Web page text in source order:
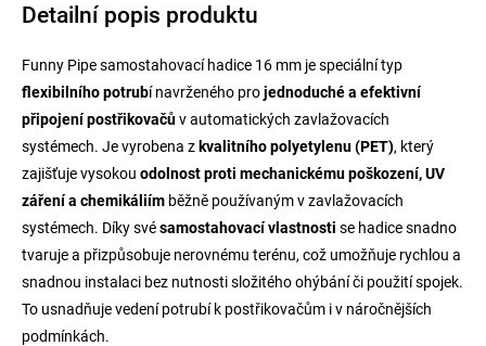
Detailní popis produktu
Funny Pipe samostahovací hadice 16 mm je speciální typ
flexibilního potrubí navrženého projednoduché a efektivní
připojení postřikovačův automatických zavlažovacích
systémech. Je vyrobena zkvalitního polyetylenu (PET), který
zajišťuje vysokou odolnost proti mechanickému poškození, UV
záření a chemikáliím běžně používaným v zavlažovacích
systémech. Díky svésamostahovací vlastnosti se hadice snadno
tvaruje a přizpůsobuje nerovnému terénu, což umožňuje rychlou a
snadnou instalaci bez nutnosti složitého ohýbání či použití spojek.
To usnadňuje vedení potrubí k postřikovačům i v náročnějších
podmínkách.